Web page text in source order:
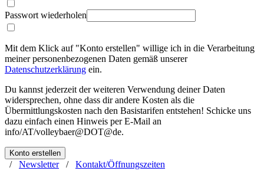
Passwort wiederholen
Mit dem Klick auf "Konto erstellen" willige ich in die Verarbeitung
meiner personenbezogenen Daten gemäß unserer
Datenschutzerklärung ein.
Du kannst jederzeit der weiteren Verwendung deiner Daten
widersprechen, ohne dass dir andere Kosten als die
Übermittlungskosten nach den Basistarifen entstehen! Schicke uns
dazu einfach einen Hinweis per E-Mail an
info/AT/volleybaer@DOT@de.
Konto erstellen
/ Newsletter/ Kontakt/Öffnungszeiten